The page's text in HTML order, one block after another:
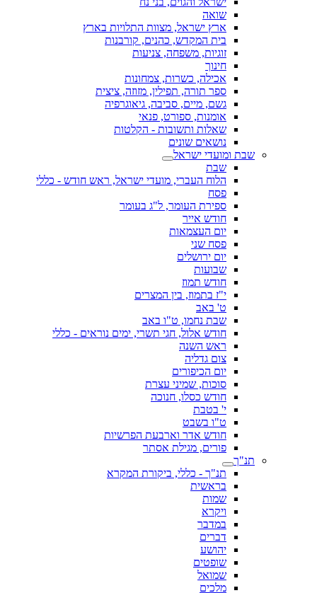
שואה
ארץ ישראל, מצוות התלויות בארץ
בית המקדש, כהנים, קורבנות
זוגיות, משפחה, צניעות
חינוך
אכילה, כשרות, צמחונות
ספר תורה, תפילין, מזוזה, ציצית
גשם, מיים, סביבה, גיאוגרפיה
אומנות, ספורט, פנאי
שאלות ותשובות - הקלטות
נושאים שונים
שבת ומועדי ישראל
שבת
הלוח העברי, מועדי ישראל, ראש חודש - כללי
פסח
ספירת העומר, ל"ג בעומר
חודש אייר
יום העצמאות
פסח שני
יום ירושלים
שבועות
חודש תמוז
י"ז בתמוז, בין המצרים
ט' באב
שבת נחמו, ט"ו באב
חודש אלול, חגי תשרי, ימים נוראים - כללי
ראש השנה
צום גדליה
יום הכיפורים
סוכות, שמיני עצרת
חודש כסלו, חנוכה
י' בטבת
ט"ו בשבט
חודש אדר וארבעת הפרשיות
פורים, מגילת אסתר
תנ"ך
תנ"ך - כללי, ביקורת המקרא
בראשית
שמות
ויקרא
במדבר
דברים
יהושע
שופטים
שמואל
מלכים